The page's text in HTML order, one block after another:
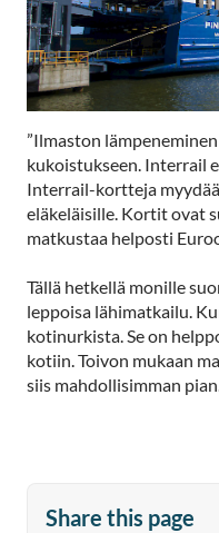
”Ilmaston
kukoistukseen. Interrail
Interrail-kortteja
eläkeläisille. Kortit ovat
matkustaa helposti
Tällä hetkellä monille
leppoisa lähimatkailu.
kotinurkista. Se on
kotiin. Toivon mukaan
siis mahdollisimman
Share this page